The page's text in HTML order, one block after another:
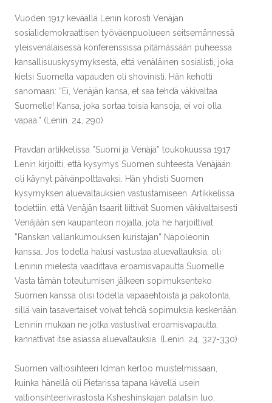
Vuoden 1917 keväällä Lenin korosti Venäjän
sosialidemokraattisen työväenpuolueen seitsemännessä
yleisvenäläisessä konferenssissa pitämässään puheessa
kansallisuuskysymyksestä, että venäläinen sosialisti, joka
kielsi Suomelta vapauden oli shovinisti. Hän kehotti
sanomaan: ”Ei, Venäjän kansa, et saa tehdä väkivaltaa
Suomelle! Kansa, joka sortaa toisia kansoja, ei voi olla
vapaa.” (Lenin. 24, 290)
Pravdan artikkelissa ”Suomi ja Venäjä” toukokuussa 1917
Lenin kirjoitti, että kysymys Suomen suhteesta Venäjään
oli käynyt päivänpolttavaksi. Hän yhdisti Suomen
kysymyksen aluevaltauksien vastustamiseen. Artikkelissa
todettiin, että Venäjän tsaarit liittivät Suomen väkivaltaisesti
Venäjään sen kaupanteon nojalla, jota he harjoittivat
”Ranskan vallankumouksen kuristajan” Napoleonin
kanssa. Jos todella halusi vastustaa aluevaltauksia, oli
Leninin mielestä vaadittava eroamisvapautta Suomelle.
Vasta tämän toteutumisen jälkeen sopimuksenteko
Suomen kanssa olisi todella vapaaehtoista ja pakotonta,
sillä vain tasavertaiset voivat tehdä sopimuksia keskenään.
Leninin mukaan ne jotka vastustivat eroamisvapautta,
kannattivat itse asiassa aluevaltauksia. (Lenin. 24, 327-330)
Suomen valtiosihteeri Idman kertoo muistelmissaan,
kuinka hänellä oli Pietarissa tapana kävellä usein
valtionsihteerivirastosta Ksheshinskajan palatsin luo,